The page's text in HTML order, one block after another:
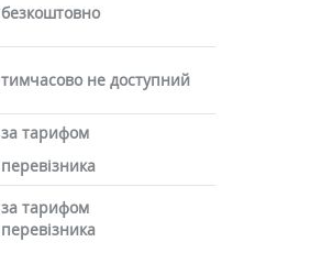
безкоштовно
тимчасово не доступний
за тарифом
перевізника
за тарифом
перевізника